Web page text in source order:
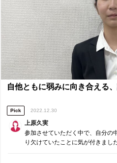
自他ともに弱みに向き合える
Pick 2022.12.30
上原久実
参加させていただく中で、自分の
り欠けていたことに気が付きまし